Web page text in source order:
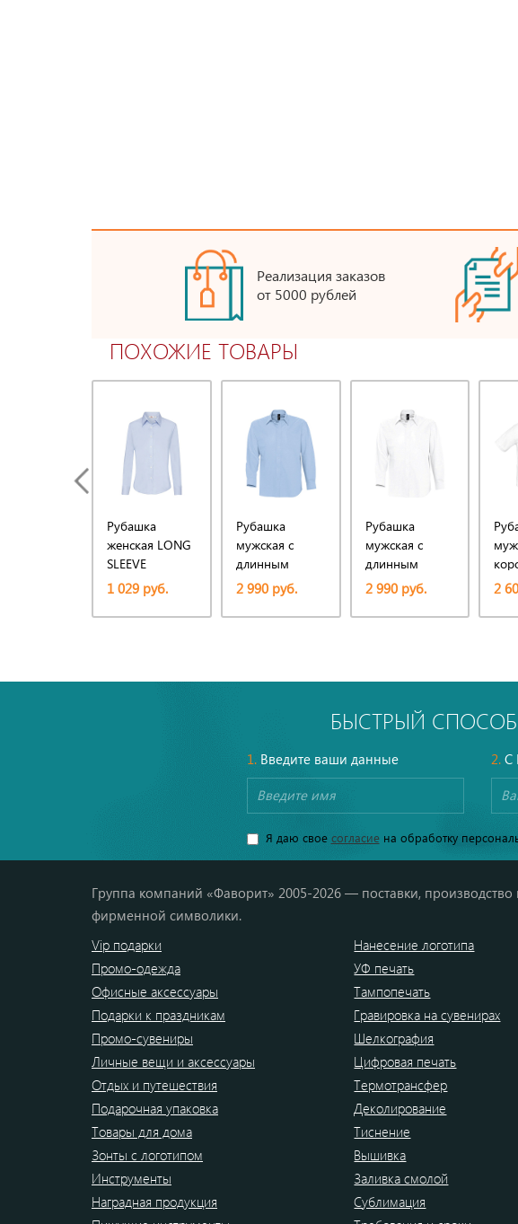
Реализация заказов
от 5000 рублей
ПОХОЖИЕ ТОВАРЫ
Рубашка
женская LONG
SLEEVE
OXFORD SHIRT
LADY-FIT 135
1 029 руб.
Рубашка
мужская с
длинным
рукавом
Boston, голубая
2 990 руб.
Рубашка
мужская с
длинным
рукавом
Boston, белая
2 990 руб. 2
БЫСТРЫЙ
1.Введите ваши данные 2.С
Я даю свое согласиена обработку
Группа компаний «Фаворит» 2005-2026 — поставки,
фирменной символики.
Vip подарки
Промо-одежда
Офисные аксессуары
Подарки к праздникам
Промо-сувениры
Личные вещи и аксессуары
Отдых и путешествия
Подарочная упаковка
Товары для дома
Зонты с логотипом
Инструменты
Наградная продукция
Нанесение логотипа
УФ печать
Тампопечать
Гравировка на сувенирах
Шелкография
Цифровая печать
Термотрансфер
Деколирование
Тиснение
Вышивка
Заливка смолой
Сублимация